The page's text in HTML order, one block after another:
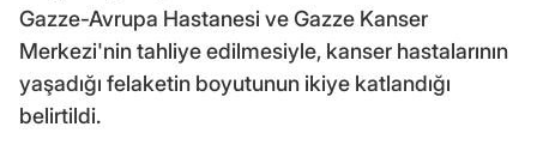
Gazze-Avrupa Hastanesi ve Gazze Kanser
Merkezi'nin tahliye edilmesiyle, kanser hastalarının
yaşadığı felaketin boyutunun ikiye katlandığı
belirtildi.